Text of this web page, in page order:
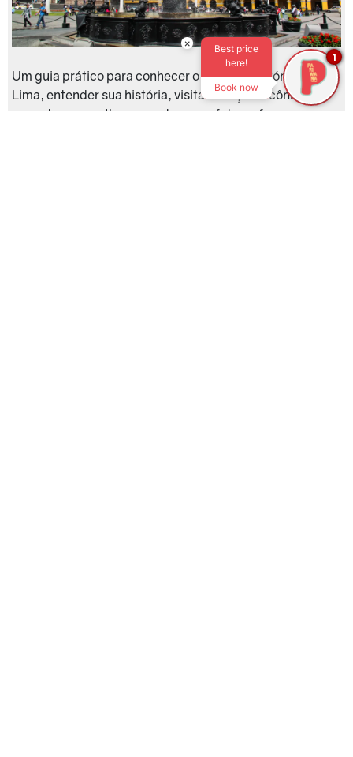
Um guia prático para conhecer o coração histórico de
Lima, entender sua história, visitar atrações icônicas e
encontrar os melhores pontos para fotografar.
×
Best price
here!
Book now
1